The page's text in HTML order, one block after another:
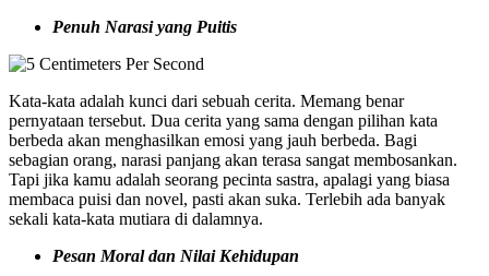
Penuh Narasi yang Puitis
Kata-kata adalah kunci dari sebuah cerita. Memang benar
pernyataan tersebut. Dua cerita yang sama dengan pilihan kata
berbeda akan menghasilkan emosi yang jauh berbeda. Bagi
sebagian orang, narasi panjang akan terasa sangat membosankan.
Tapi jika kamu adalah seorang pecinta sastra, apalagi yang biasa
membaca puisi dan novel, pasti akan suka. Terlebih ada banyak
sekali kata-kata mutiara di dalamnya.
Pesan Moral dan Nilai Kehidupan